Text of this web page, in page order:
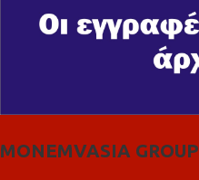
MONEMVASIA GROUP